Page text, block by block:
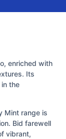
enriched with
Its
the
Mint range is
Bid farewell
vibrant,